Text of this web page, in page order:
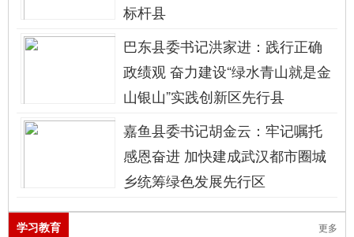
标杆县
巴东县委书记洪家进：践行正确
政绩观 奋力建设“绿水青山就是金
山银山”实践创新区先行县
嘉鱼县委书记胡金云：牢记嘱托
感恩奋进 加快建成武汉都市圈城
乡统筹绿色发展先行区
学习教育 更多